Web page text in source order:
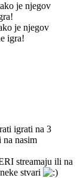
je njegov
je njegov
igra!
igrati na 3
na nasim
streamaju ili na
stvari